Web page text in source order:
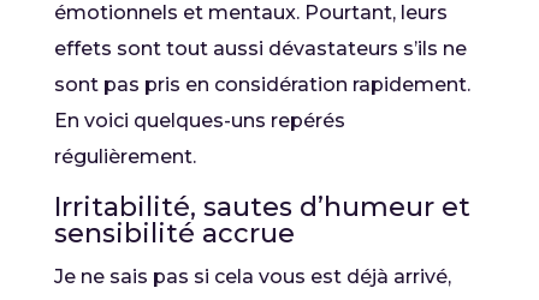
émotionnels et mentaux. Pourtant, leurs
effets sont tout aussi dévastateurs s’ils ne
sont pas pris en considération rapidement.
En voici quelques-uns repérés
régulièrement.
Irritabilité, sautes d’humeur et
sensibilité accrue
Je ne sais pas si cela vous est déjà arrivé,